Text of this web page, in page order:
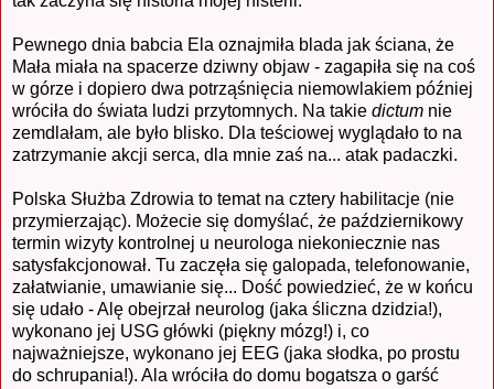
Pewnego dnia babcia Ela oznajmiła blada jak ściana, że
Mała miała na spacerze dziwny objaw - zagapiła się na coś
w górze i dopiero dwa potrząśnięcia niemowlakiem później
wróciła do świata ludzi przytomnych. Na takie dictum nie
zemdlałam, ale było blisko. Dla teściowej wyglądało to na
zatrzymanie akcji serca, dla mnie zaś na... atak padaczki.
Polska Służba Zdrowia to temat na cztery habilitacje (nie
przymierzając). Możecie się domyślać, że październikowy
termin wizyty kontrolnej u neurologa niekoniecznie nas
satysfakcjonował. Tu zaczęła się galopada, telefonowanie,
załatwianie, umawianie się... Dość powiedzieć, że w końcu
się udało - Alę obejrzał neurolog (jaka śliczna dzidzia!),
wykonano jej USG główki (piękny mózg!) i, co
najważniejsze, wykonano jej EEG (jaka słodka, po prostu
do schrupania!). Ala wróciła do domu bogatsza o garść